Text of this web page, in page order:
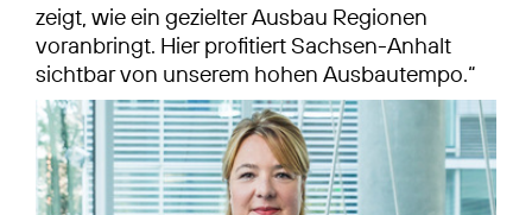
zeigt, wie ein gezielter Ausbau Regionen
voranbringt. Hier profitiert Sachsen-Anhalt
sichtbar von unserem hohen Ausbautempo.“